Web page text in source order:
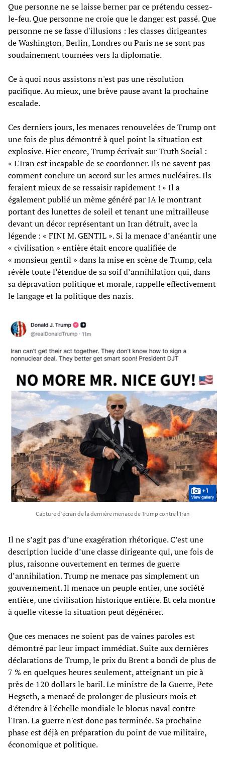
Que personne ne se laisse berner par ce prétendu cessez-
le-feu. Que personne ne croie que le danger est passé. Que
personne ne se fasse d'illusions : les classes dirigeantes
de Washington, Berlin, Londres ou Paris ne se sont pas
soudainement tournées vers la diplomatie.
Ce à quoi nous assistons n'est pas une résolution
pacifique. Au mieux, une brève pause avant la prochaine
escalade.
Ces derniers jours, les menaces renouvelées de Trump ont
une fois de plus démontré à quel point la situation est
explosive. Hier encore, Trump écrivait sur Truth Social :
« L'Iran est incapable de se coordonner. Ils ne savent pas
comment conclure un accord sur les armes nucléaires. Ils
feraient mieux de se ressaisir rapidement ! » Il a
également publié un mème généré par IA le montrant
portant des lunettes de soleil et tenant une mitrailleuse
devant un décor représentant un Iran détruit, avec la
légende : « FINI M. GENTIL ». Si la menace d’anéantir une
« civilisation » entière était encore qualifiée de
« monsieur gentil » dans la mise en scène de Trump, cela
révèle toute l’étendue de sa soif d’annihilation qui, dans
sa dépravation politique et morale, rappelle effectivement
le langage et la politique des nazis.
Capture d’écran de la dernière menace de Trump contre l’Iran
Il ne s’agit pas d’une exagération rhétorique. C’est une
description lucide d’une classe dirigeante qui, une fois de
plus, raisonne ouvertement en termes de guerre
d’annihilation. Trump ne menace pas simplement un
gouvernement. Il menace un peuple entier, une société
entière, une civilisation historique entière. Et cela montre
à quelle vitesse la situation peut dégénérer.
Que ces menaces ne soient pas de vaines paroles est
démontré par leur impact immédiat. Suite aux dernières
déclarations de Trump, le prix du Brent a bondi de plus de
7 % en quelques heures seulement, atteignant un pic à
près de 120 dollars le baril. Le ministre de la Guerre, Pete
Hegseth, a menacé de prolonger de plusieurs mois et
d'étendre à l'échelle mondiale le blocus naval contre
l'Iran. La guerre n'est donc pas terminée. Sa prochaine
phase est déjà en préparation du point de vue militaire,
économique et politique.